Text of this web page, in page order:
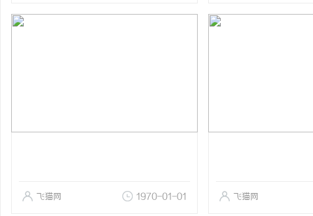
飞猫网 1970-01-01 飞猫网